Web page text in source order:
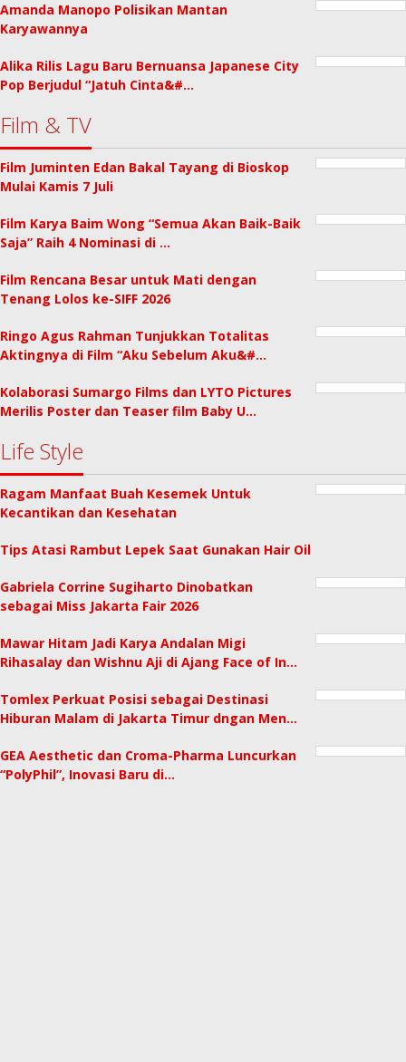
Amanda Manopo Polisikan Mantan
Karyawannya
Alika Rilis Lagu Baru Bernuansa Japanese City
Pop Berjudul “Jatuh Cinta&#…
Film & TV
Film Juminten Edan Bakal Tayang di Bioskop
Mulai Kamis 7 Juli
Film Karya Baim Wong “Semua Akan Baik-Baik
Saja” Raih 4 Nominasi di …
Film Rencana Besar untuk Mati dengan
Tenang Lolos ke-SIFF 2026
Ringo Agus Rahman Tunjukkan Totalitas
Aktingnya di Film “Aku Sebelum Aku&#…
Kolaborasi Sumargo Films dan LYTO Pictures
Merilis Poster dan Teaser film Baby U…
Life Style
Ragam Manfaat Buah Kesemek Untuk
Kecantikan dan Kesehatan
Tips Atasi Rambut Lepek Saat Gunakan Hair Oil
Gabriela Corrine Sugiharto Dinobatkan
sebagai Miss Jakarta Fair 2026
Mawar Hitam Jadi Karya Andalan Migi
Rihasalay dan Wishnu Aji di Ajang Face of In…
Tomlex Perkuat Posisi sebagai Destinasi
Hiburan Malam di Jakarta Timur dngan Men…
GEA Aesthetic dan Croma-Pharma Luncurkan
“PolyPhil”, Inovasi Baru di…